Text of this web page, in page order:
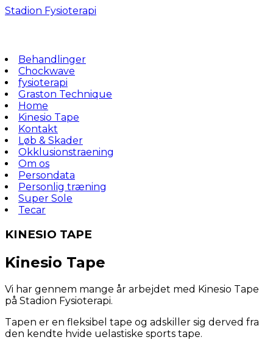
Skip
Stadion Fysioterapi
Behandlinger
Chockwave
fysioterapi
Graston Technique
Home
Kinesio Tape
Kontakt
Løb & Skader
Okklusionstraening
Om os
Persondata
Personlig træning
Super Sole
Tecar
KINESIO TAPE
Kinesio Tape
Vi har gennem mange år arbejdet med Kinesio Tape
på Stadion Fysioterapi.
Tapen er en fleksibel tape og adskiller sig derved fra
den kendte hvide uelastiske sports tape.